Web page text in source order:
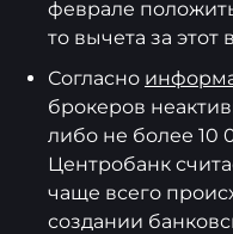
феврале
то вычета за этот
Согласно
брокеров
либо не более 10
Центробанк
чаще всего
создании